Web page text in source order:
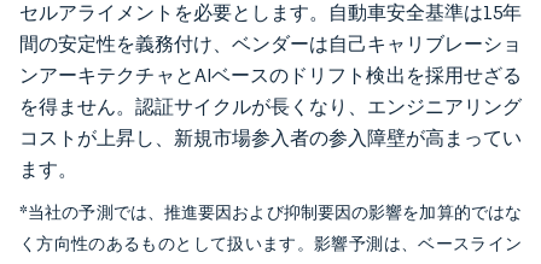
セルアライメントを必要とします。自動車安全基準は15年
間の安定性を義務付け、ベンダーは自己キャリブレーショ
ンアーキテクチャとAIベースのドリフト検出を採用せざる
を得ません。認証サイクルが長くなり、エンジニアリング
コストが上昇し、新規市場参入者の参入障壁が高まってい
ます。
*当社の予測では、推進要因および抑制要因の影響を加算的ではな
く方向性のあるものとして扱います。影響予測は、ベースライン